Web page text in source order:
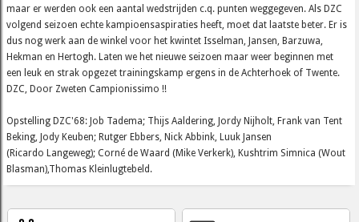
maar er werden ook een aantal wedstrijden c.q. punten weggegeven. Als DZC
volgend seizoen echte kampioensaspiraties heeft, moet dat laatste beter. Er is
dus nog werk aan de winkel voor het kwintet Isselman, Jansen, Barzuwa,
Hekman en Hertogh. Laten we het nieuwe seizoen maar weer beginnen met
een leuk en strak opgezet trainingskamp ergens in de Achterhoek of Twente.
DZC, Door Zweten Campionissimo !!
Opstelling DZC'68: Job Tadema; Thijs Aaldering, Jordy Nijholt, Frank van Tent
Beking, Jody Keuben; Rutger Ebbers, Nick Abbink, Luuk Jansen
(Ricardo Langeweg); Corné de Waard (Mike Verkerk), Kushtrim Simnica (Wout
Blasman),Thomas Kleinlugtebeld.